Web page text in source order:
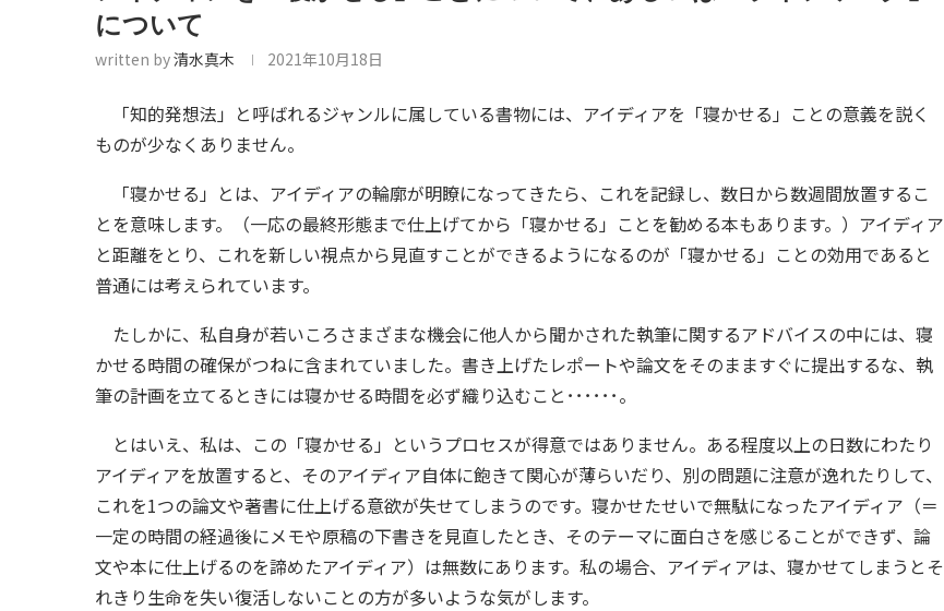
について
written by清水真木 2021年10月18日
「知的発想法」と呼ばれるジャンルに属している書物には、アイディアを「寝かせる」ことの意義を説く
ものが少なくありません。
「寝かせる」とは、アイディアの輪廓が明瞭になってきたら、これを記録し、数日から数週間放置するこ
とを意味します。（一応の最終形態まで仕上げてから「寝かせる」ことを勧める本もあります。）アイディア
と距離をとり、これを新しい視点から見直すことができるようになるのが「寝かせる」ことの効用であると
普通には考えられています。
たしかに、私自身が若いころさまざまな機会に他人から聞かされた執筆に関するアドバイスの中には、寝
かせる時間の確保がつねに含まれていました。書き上げたレポートや論文をそのまますぐに提出するな、執
筆の計画を立てるときには寝かせる時間を必ず織り込むこと･･････。
とはいえ、私は、この「寝かせる」というプロセスが得意ではありません。ある程度以上の日数にわたり
アイディアを放置すると、そのアイディア自体に飽きて関心が薄らいだり、別の問題に注意が逸れたりして、
これを1つの論文や著書に仕上げる意欲が失せてしまうのです。寝かせたせいで無駄になったアイディア（＝
一定の時間の経過後にメモや原稿の下書きを見直したとき、そのテーマに面白さを感じることができず、論
文や本に仕上げるのを諦めたアイディア）は無数にあります。私の場合、アイディアは、寝かせてしまうとそ
れきり生命を失い復活しないことの方が多いような気がします。